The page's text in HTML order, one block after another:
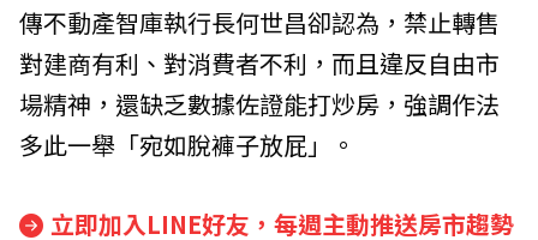
傳不動產智庫執行長何世昌卻認為，禁止轉售
對建商有利、對消費者不利，而且違反自由市
場精神，還缺乏數據佐證能打炒房，強調作法
多此一舉「宛如脫褲子放屁」。
立即加入LINE好友，每週主動推送房市趨勢